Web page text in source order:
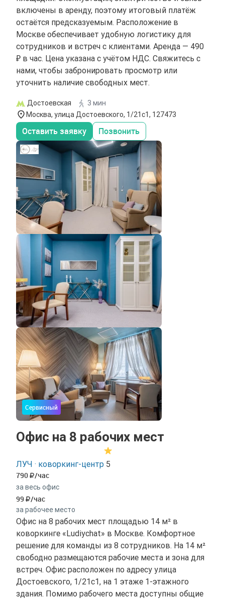
включены в аренду, поэтому итоговый платёж
остаётся предсказуемым. Расположение в
Москве обеспечивает удобную логистику для
сотрудников и встреч с клиентами. Аренда — 490
₽ в час. Цена указана с учётом НДС. Свяжитесь с
нами, чтобы забронировать просмотр или
уточнить наличие свободных мест.
Достоевская
3 мин
Москва, улица Достоевского, 1/21с1, 127473
Оставить заявку Позвонить
Сервисный
Офис на 8 рабочих мест
ЛУЧ · коворкинг-центр 5
790 /час
за весь офис
99 /час
за рабочее место
Офис на 8 рабочих мест площадью 14 м² в
коворкинге «Ludiychat» в Москве. Комфортное
решение для команды из 8 сотрудников. На 14 м²
свободно размещаются рабочие места и зона для
встреч. Офис расположен по адресу улица
Достоевского, 1/21с1, на 1 этаже 1-этажного
здания. Помимо рабочего места доступны общие